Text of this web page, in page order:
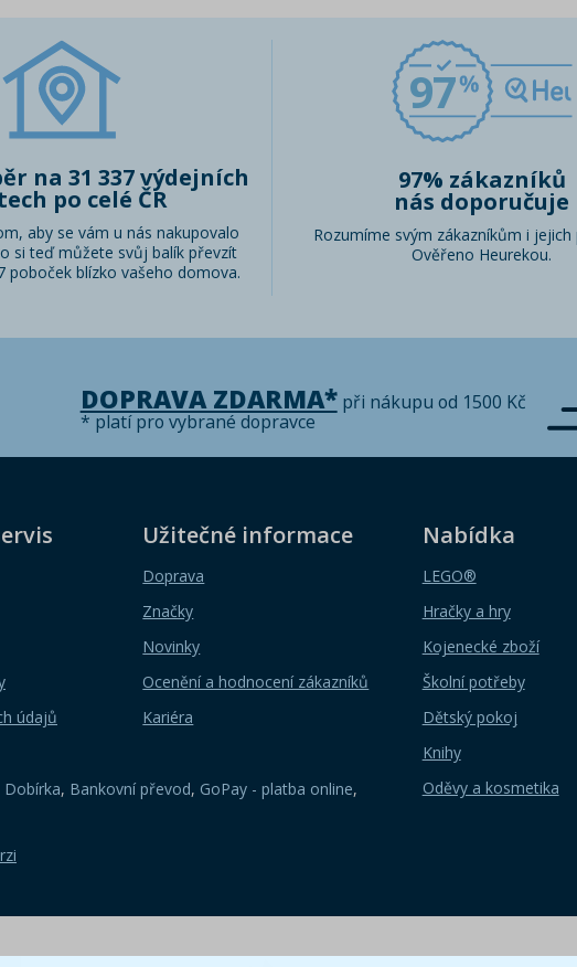
na 31 337 výdejních
po celé ČR
aby se vám u nás nakupovalo
si teď můžete svůj balík převzít
poboček blízko vašeho domova.
97
97% zákazníků
nás doporučuje
Rozumíme svým zákazníkům i
Ověřeno Heurekou.
DOPRAVA ZDARMA*při nákupu od 1500 Kč
* platí pro vybrané dopravce
údajů
Užitečné informace
Doprava
Značky
Novinky
Ocenění a hodnocení zákazníků
Kariéra
Nabídka
LEGO®
Hračky a hry
Kojenecké zboží
Školní potřeby
Dětský pokoj
Knihy
Oděvy a kosmetika
Dobírka, Bankovní převod, GoPay - platba online,